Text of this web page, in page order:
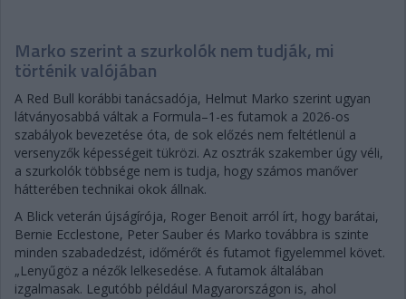
Marko szerint a szurkolók nem tudják, mi
történik valójában
A Red Bull korábbi tanácsadója, Helmut Marko szerint ugyan
látványosabbá váltak a Formula–1-es futamok a 2026-os
szabályok bevezetése óta, de sok előzés nem feltétlenül a
versenyzők képességeit tükrözi. Az osztrák szakember úgy véli,
a szurkolók többsége nem is tudja, hogy számos manőver
hátterében technikai okok állnak.
A Blick veterán újságírója, Roger Benoit arról írt, hogy barátai,
Bernie Ecclestone, Peter Sauber és Marko továbbra is szinte
minden szabadedzést, időmérőt és futamot figyelemmel követ.
„Lenyűgöz a nézők lelkesedése. A futamok általában
izgalmasak. Legutóbb például Magyarországon is, ahol